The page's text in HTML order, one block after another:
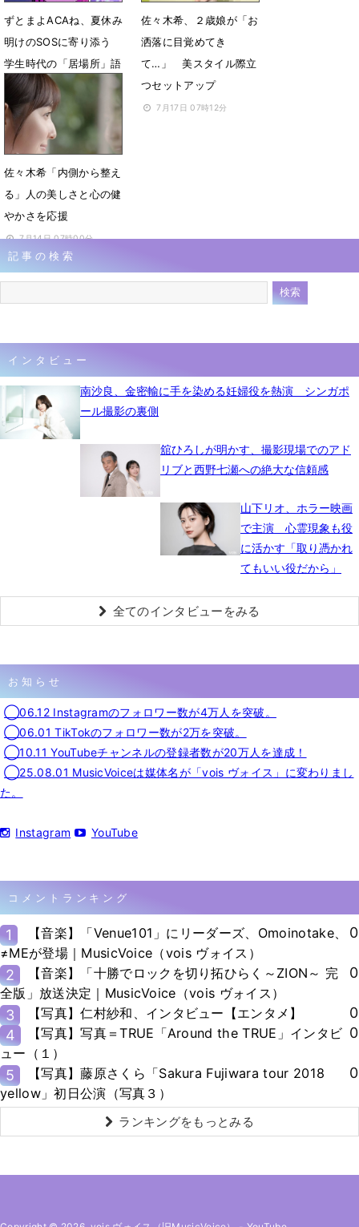
ずとまよACAね、夏休み
明けのSOSに寄り添う
学生時代の「居場所」語
8月27日 17時23分
佐々木希、２歳娘が「お
洒落に目覚めてき
て…」 美スタイル際立
つセットアップ
7月17日 07時12分
佐々木希「内側から整え
る」人の美しさと心の健
やかさを応援
7月14日 07時00分
記事の検索
インタビュー
南沙良、金密輸に手を染める妊婦役を熱演 シンガポ
ール撮影の裏側
舘ひろしが明かす、撮影現場でのアド
リブと西野七瀬への絶大な信頼感
山下リオ、ホラー映画
で主演 心霊現象も役
に活かす「取り憑かれ
てもいい役だから」
全てのインタビューをみる
お知らせ
◯06.12 Instagramのフォロワー数が4万人を突破。
◯06.01 TikTokのフォロワー数が2万を突破。
◯10.11 YouTubeチャンネルの登録者数が20万人を達成！
◯25.08.01 MusicVoiceは媒体名が「vois ヴォイス」に変わりまし
た。
Instagram YouTube
コメントランキング
1
【音楽】「Venue101」にリーダーズ、Omoinotake、
≠MEが登場｜MusicVoice（vois ヴォイス）
0
2
【音楽】「十勝でロックを切り拓ひらく～ZION～ 完
全版」放送決定｜MusicVoice（vois ヴォイス）
0
3 【写真】仁村紗和、インタビュー【エンタメ】
0
4
【写真】写真＝TRUE「Around the TRUE」インタビ
ュー（１）
0
5
【写真】藤原さくら「Sakura Fujiwara tour 2018
yellow」初日公演（写真３）
0
ランキングをもっとみる